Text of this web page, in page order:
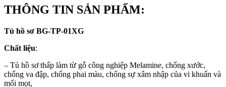
THÔNG TIN SẢN PHẨM:
Tủ hồ sơ BG-TP-01XG
Chất liệu:
– Tủ hồ sơ thấp làm từ gỗ công nghiệp Melamine, chống xước,
chống va đập, chống phai màu, chống sự xâm nhập của vi khuẩn và
mối mọt,